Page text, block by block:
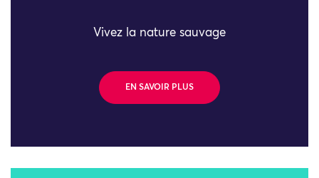
Vivez la nature sauvage
EN SAVOIR PLUS